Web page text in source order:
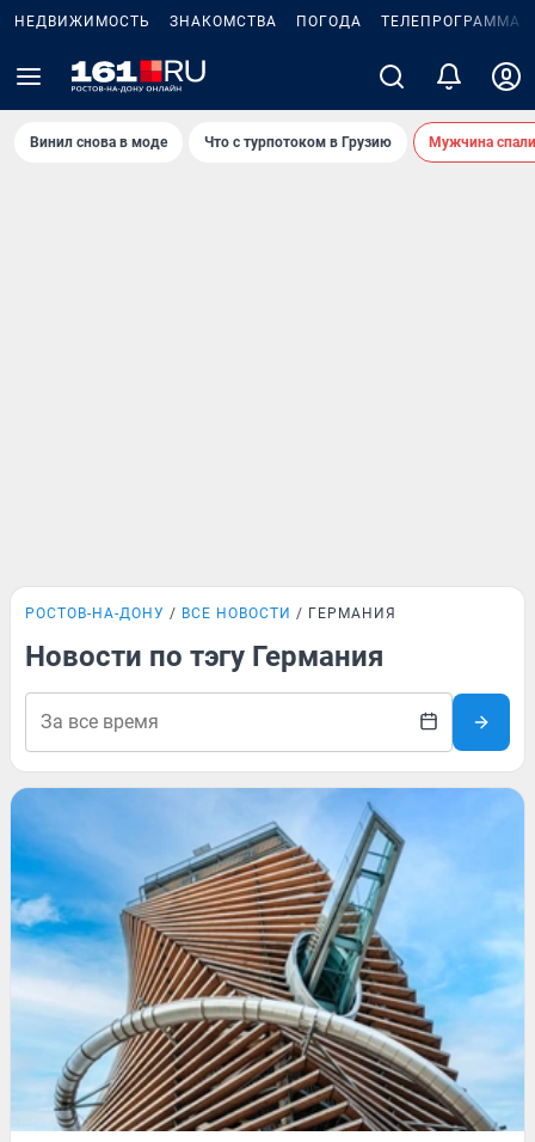
НЕДВИЖИМОСТЬ ЗНАКОМСТВА ПОГОДА ТЕЛЕПРОГРАММА
Винил снова в моде Что с турпотоком в Грузию Мужчина
РОСТОВ-НА-ДОНУ ВСЕ НОВОСТИ ГЕРМАНИЯ
Новости по тэгу Германия